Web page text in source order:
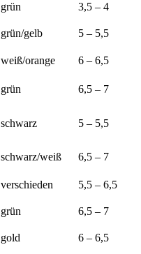
grün 3,5 – 4
grün/gelb 5 – 5,5
weiß/orange 6 – 6,5
grün 6,5 – 7
schwarz 5 – 5,5
schwarz/weiß 6,5 – 7
verschieden 5,5 – 6,5
grün 6,5 – 7
gold 6 – 6,5